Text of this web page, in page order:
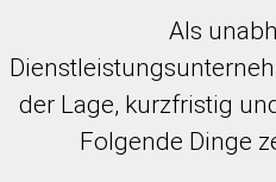
Als
der Lage, kurzfristig
Folgende Dinge